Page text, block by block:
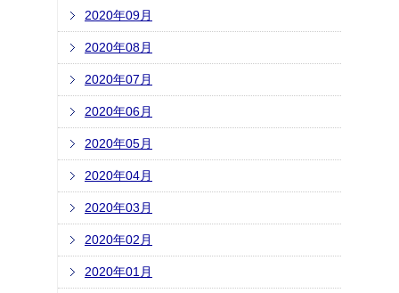
2020年09月
2020年08月
2020年07月
2020年06月
2020年05月
2020年04月
2020年03月
2020年02月
2020年01月